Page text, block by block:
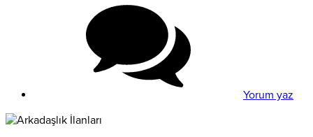
Yorum yaz